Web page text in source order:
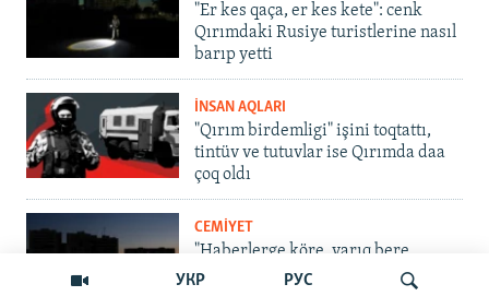
УКР РУС
"Er kes qaça, er kes kete": cenk
Qırımdaki Rusiye turistlerine nasıl
barıp yetti
İNSAN AQLARI
"Qırım birdemligi" işini toqtattı,
tintüv ve tutuvlar ise Qırımda daa
çoq oldı
CEMİYET
"Haberlerge köre, yarıq bere
ekenler, amma biz bütünley